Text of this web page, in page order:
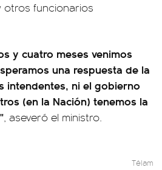
otros funcionarios
y cuatro meses venimos
una respuesta de la
intendentes, ni el gobierno
(en la Nación) tenemos la
, aseveró el ministro.
Télam